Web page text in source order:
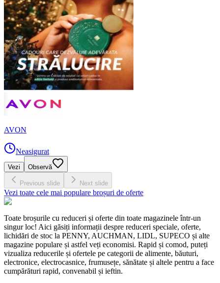
AVON
Neasigurat
Vezi Observă
Previous slide Next slide
Vezi toate cele mai populare broșuri de oferte
Toate broșurile cu reduceri și oferte din toate magazinele într-un
singur loc! Aici găsiți informații despre reduceri speciale, oferte,
lichidări de stoc la PENNY, AUCHMAN, LIDL, SUPECO și alte
magazine populare și astfel veți economisi. Rapid și comod, puteți
vizualiza reducerile și ofertele pe categorii de alimente, băuturi,
electronice, electrocasnice, frumusețe, sănătate și altele pentru a face
cumpărături rapid, convenabil și ieftin.